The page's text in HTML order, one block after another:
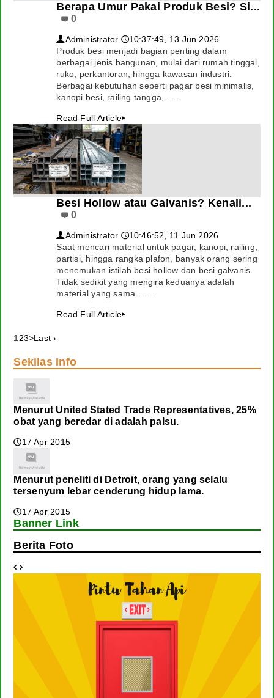
Berapa Umur Pakai Produk Besi? Si...
0
👤Administrator 🕔10:37:49, 13 Jun 2026
Produk besi menjadi bagian penting dalam
berbagai jenis bangunan, mulai dari rumah tinggal,
ruko, perkantoran, hingga kawasan industri.
Berbagai kebutuhan seperti pagar besi minimalis,
kanopi besi, railing tangga, . . .
Read Full Article▸
Besi Hollow atau Galvanis? Kenali...
0
👤Administrator 🕔10:46:52, 11 Jun 2026
Saat mencari material untuk pagar, kanopi, railing,
partisi, hingga rangka plafon, banyak orang sering
menemukan istilah besi hollow dan besi galvanis.
Tidak sedikit yang mengira keduanya adalah
material yang sama. . . .
Read Full Article▸
1 23>Last ›
Sekilas Info
Menurut United Stated Trade Representatives, 25%
obat yang beredar di adalah palsu.
🕔17 Apr 2015
Menurut peneliti di Detroit, orang yang selalu
tersenyum lebar cenderung hidup lama.
🕔17 Apr 2015
Banner Link
Berita Foto
 